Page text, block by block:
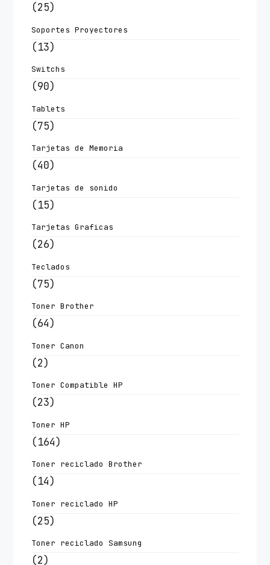
(25)
Soportes Proyectores
(13)
Switchs
(90)
Tablets
(75)
Tarjetas de Memoria
(40)
Tarjetas de sonido
(15)
Tarjetas Graficas
(26)
Teclados
(75)
Toner Brother
(64)
Toner Canon
(2)
Toner Compatible HP
(23)
Toner HP
(164)
Toner reciclado Brother
(14)
Toner reciclado HP
(25)
Toner reciclado Samsung
(2)